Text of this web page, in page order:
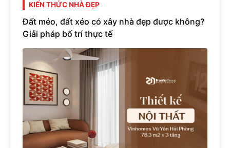
KIẾN THỨC NHÀ ĐẸP
Đất méo, đất xéo có xây nhà đẹp được không?
Giải pháp bố trí thực tế